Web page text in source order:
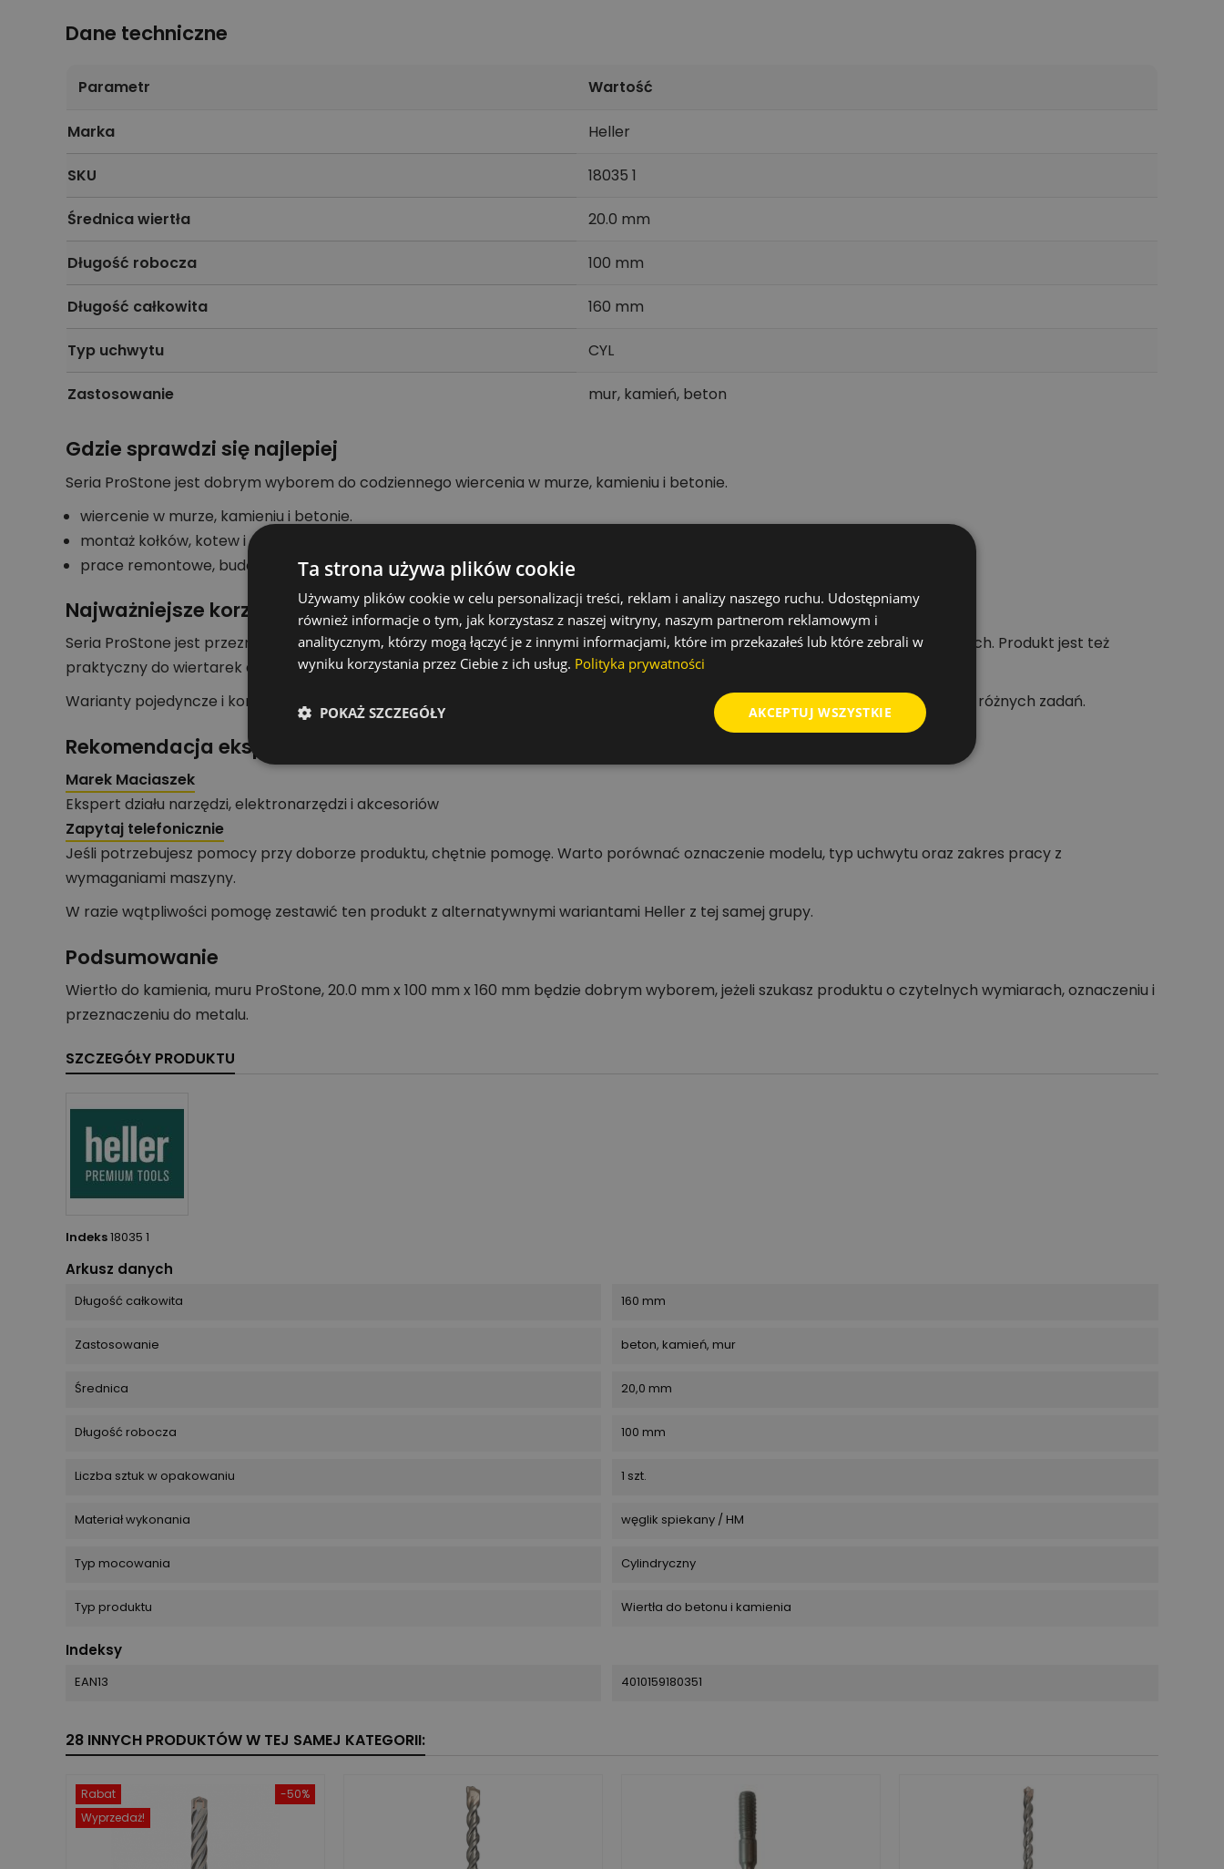
Dane techniczne
Parametr Wartość
Marka Heller
SKU 18035 1
Średnica wiertła 20.0 mm
Długość robocza 100 mm
Długość całkowita 160 mm
Typ uchwytu CYL
Zastosowanie mur, kamień, beton
Gdzie sprawdzi się najlepiej
Seria ProStone jest dobrym wyborem do codziennego wiercenia w murze, kamieniu i betonie.
wiercenie w murze, kamieniu i betonie.
montaż kołków, kotew i elementów instalacyjnych.
prace remontowe, budowlane oraz warsztatowe.
Najważniejsze korzyści
Seria ProStone jest przeznaczona do muru, kamienia i betonu, dlatego dobrze sprawdza się przy typowych pracach budowlanych. Produkt jest też
praktyczny do wiertarek akumulatorowych.
Warianty pojedyncze i komplety pozwalają dopasować zakup do potrzeb: od jednego konkretnego wymiaru po kilka średnic do różnych zadań.
Rekomendacja eksperta działu narzędzi i akcesoriów
Marek Maciaszek
Ekspert działu narzędzi, elektronarzędzi i akcesoriów
Zapytaj telefonicznie
Jeśli potrzebujesz pomocy przy doborze produktu, chętnie pomogę. Warto porównać oznaczenie modelu, typ uchwytu oraz zakres pracy z
wymaganiami maszyny.
W razie wątpliwości pomogę zestawić ten produkt z alternatywnymi wariantami Heller z tej samej grupy.
Podsumowanie
Wiertło do kamienia, muru ProStone, 20.0 mm x 100 mm x 160 mm będzie dobrym wyborem, jeżeli szukasz produktu o czytelnych wymiarach, oznaczeniu i
przeznaczeniu do metalu.
SZCZEGÓŁY PRODUKTU
Indeks18035 1
Arkusz danych
Długość całkowita 160 mm
Zastosowanie beton, kamień, mur
Średnica 20,0 mm
Długość robocza 100 mm
Liczba sztuk w opakowaniu 1 szt.
Materiał wykonania węglik spiekany / HM
Typ mocowania Cylindryczny
Typ produktu Wiertła do betonu i kamienia
Indeksy
EAN13 4010159180351
28 INNYCH PRODUKTÓW W TEJ SAMEJ KATEGORII:
-50%
Rabat
Wyprzedaż!
Ta strona używa plików cookie
Używamy plików cookie w celu personalizacji treści, reklam i analizy naszego ruchu. Udostępniamy
również informacje o tym, jak korzystasz z naszej witryny, naszym partnerom reklamowym i
analitycznym, którzy mogą łączyć je z innymi informacjami, które im przekazałeś lub które zebrali w
wyniku korzystania przez Ciebie z ich usług. Polityka prywatności
AKCEPTUJ WSZYSTKIE
POKAŻ SZCZEGÓŁY